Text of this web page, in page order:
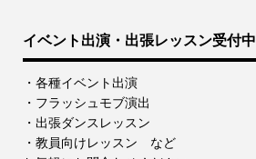
イベント出演・出張レッスン受付中
・各種イベント出演
・フラッシュモブ演出
・出張ダンスレッスン
・教員向けレッスン など